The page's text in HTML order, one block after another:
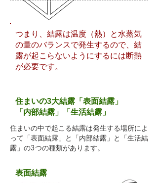
つまり、結露は温度（熱）と水蒸気
の量のバランスで発生するので、結
露が起こらないようにするには断熱
が必要です。
住まいの3大結露「表面結露」
「内部結露」「生活結露」
住まいの中で起こる結露は発生する場所によ
って「表面結露」と「内部結露」と「生活結
露」の3つの種類があります。
表面結露